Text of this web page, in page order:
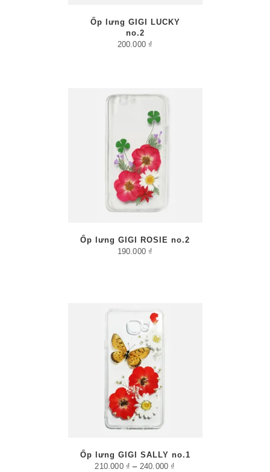
Ốp lưng GIGI LUCKY
no.2
200.000 ₫
Ốp lưng GIGI ROSIE no.2
190.000 ₫
Ốp lưng GIGI SALLY no.1
210.000 ₫ – 240.000 ₫